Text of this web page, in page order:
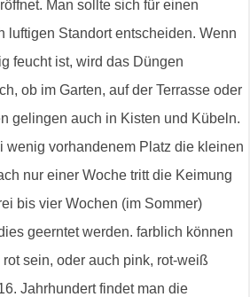
Man sollte sich für einen
luftigen Standort entscheiden. Wenn
feucht ist, wird das Düngen
ob im Garten, auf der Terrasse oder
gelingen auch in Kisten und Kübeln.
wenig vorhandenem Platz die kleinen
nur einer Woche tritt die Keimung
bis vier Wochen (im Sommer)
geerntet werden. farblich können
sein, oder auch pink, rot-weiß
Jahrhundert findet man die